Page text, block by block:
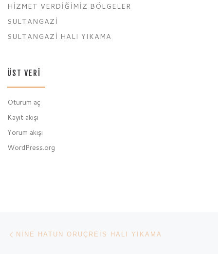
HIZMET VERDIĞIMIZ BÖLGELER
SULTANGAZI
SULTANGAZI HALI YIKAMA
ÜST VERI
Oturum aç
Kayıt akışı
Yorum akışı
WordPress.org
Yazı dolaşımı
NINE HATUN ORUÇREIS HALI YIKAMA